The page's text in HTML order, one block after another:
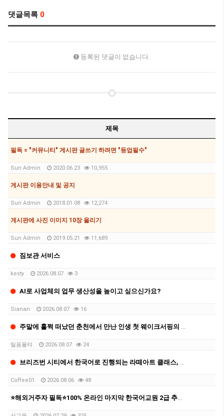
댓글목록 0
등록된 댓글이 없습니다.
제목
필독 = "커뮤니티" 게시판 글쓰기 하려면 "등업필수"
Sun Admin 2020.06.23 10,955
게시판 이용안내 및 공지
Sun Admin 2018.01.08 12,274
게시판에 사진 이미지 10장 올리기
Sun Admin 2019.05.21 11,689
짐보관 서비스
kesty 2026.08.07 3
AI로 사업체의 업무 생산성을 높이고 싶으신가요?
Sianan 2026.08.07 16
주말에 훌쩍 떠났던 춘천에서 만난 인생 첫 웨이크서핑의 매력
틸욤폴텨 2026.08.07 24
브리즈번 시티에서 한국어로 진행되는 라떼아트 클래스, 8/29(토)에 열립니다
Coffee01 2026.08.06 48